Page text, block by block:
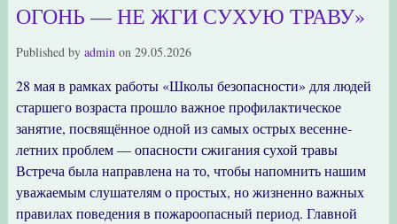
ОГОНЬ — НЕ ЖГИ СУХУЮ ТРАВУ»
Published by adminon 29.05.2026
28 мая в рамках работы «Школы безопасности» для людей
старшего возраста прошло важное профилактическое
занятие, посвящённое одной из самых острых весенне-
летних проблем — опасности сжигания сухой травы
Встреча была направлена на то, чтобы напомнить нашим
уважаемым слушателям о простых, но жизненно важных
правилах поведения в пожароопасный период. Главной